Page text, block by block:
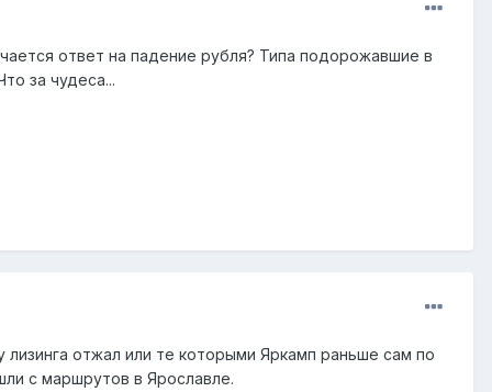
ответ на падение рубля? Типа подорожавшие в
за чудеса...
отжал или те которыми Яркамп раньше сам по
с маршрутов в Ярославле.